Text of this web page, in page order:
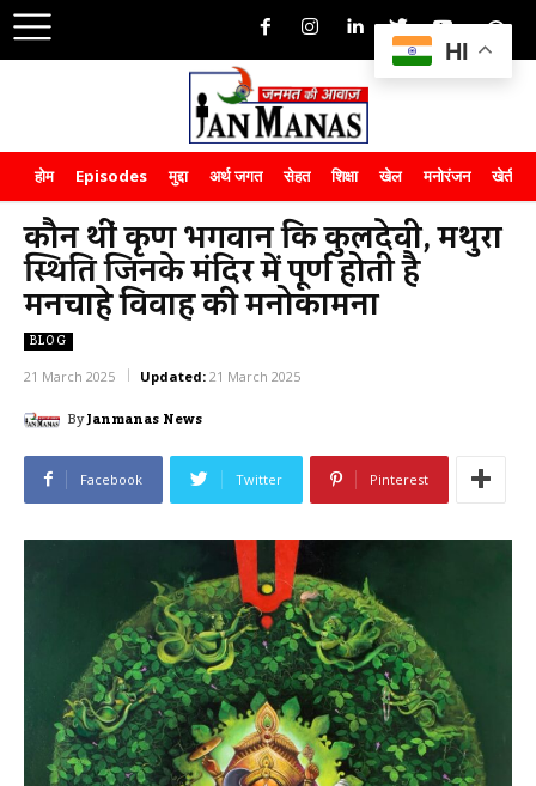
होम Episodes मुद्दा अर्थ जगत सेहत शिक्षा खेल मनोरंजन खेती-
कौन थीं कृष्ण भगवान कि कुलदेवी, मथुरा
स्थिति जिनके मंदिर में पूर्ण होती है
मनचाहे विवाह की मनोकामना
BLOG
21 March 2025 Updated: 21 March 2025
ByJanmanas News
Facebook Twitter Pinterest
HI